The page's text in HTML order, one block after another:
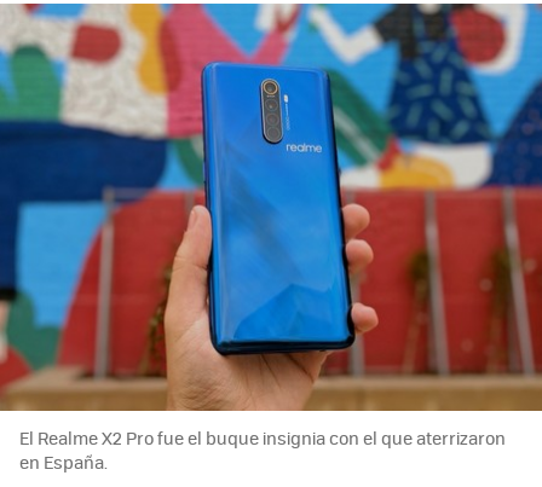
El Realme X2 Pro fue el buque insignia con el que aterrizaron
en España.